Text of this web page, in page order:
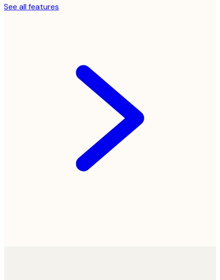
See all features